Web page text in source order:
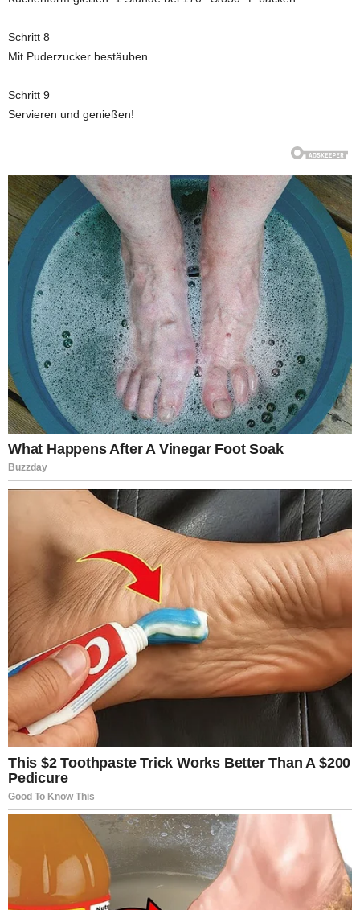
Schritt 8
Mit Puderzucker bestäuben.
Schritt 9
Servieren und genießen!